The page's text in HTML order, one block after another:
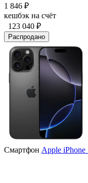
1 846 ₽
кешбэк на счёт
123 040 ₽
Распродано
Смартфон Apple